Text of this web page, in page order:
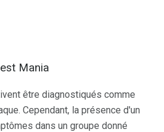
Mania
être diagnostiqués comme
Cependant, la présence d'un
dans un groupe donné